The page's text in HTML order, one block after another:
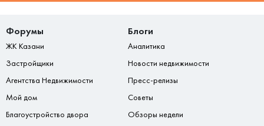
Форумы
ЖК Казани
Застройщики
Агентства Недвижимости
Мой дом
Благоустройство двора
Блоги
Аналитика
Новости недвижимости
Пресс-релизы
Советы
Обзоры недели